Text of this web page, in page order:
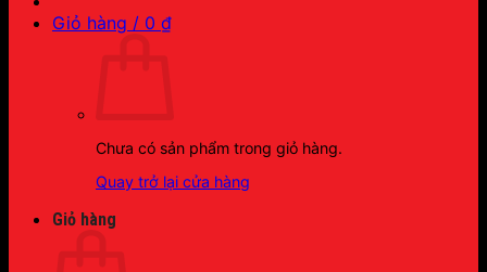
Giỏ hàng / 0 ₫
Chưa có sản phẩm trong giỏ hàng.
Quay trở lại cửa hàng
Giỏ hàng